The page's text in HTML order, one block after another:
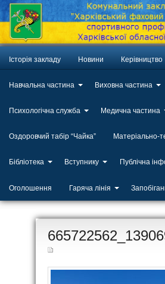
Історія закладу Новини Керівництво
Навчальна частина Виховна частина
Психологічна служба Медична частина
Оздоровчий табір “Чайка” Матеріально-
Бібліотека Вступнику Публічна
Оголошення Гаряча лінія
20